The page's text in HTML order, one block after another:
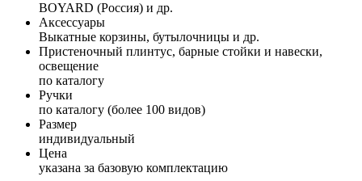
BOYARD (Россия) и др.
Аксессуары
Выкатные корзины, бутылочницы и др.
Пристеночный плинтус, барные стойки и навески,
освещение
по каталогу
Ручки
по каталогу (более 100 видов)
Размер
индивидуальный
Цена
указана за базовую комплектацию